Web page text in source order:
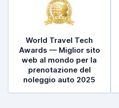
World Travel Tech
Awards — Miglior sito
web al mondo per la
prenotazione del
noleggio auto 2025